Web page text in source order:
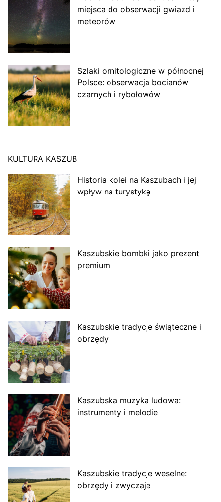
miejsca do obserwacji gwiazd i
meteorów
Szlaki ornitologiczne w północnej
Polsce: obserwacja bocianów
czarnych i rybołowów
KULTURA KASZUB
Historia kolei na Kaszubach i jej
wpływ na turystykę
Kaszubskie bombki jako prezent
premium
Kaszubskie tradycje świąteczne i
obrzędy
Kaszubska muzyka ludowa:
instrumenty i melodie
Kaszubskie tradycje weselne:
obrzędy i zwyczaje